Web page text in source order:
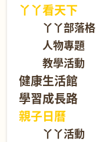
丫丫看天下
丫丫部落格
人物專題
教學活動
健康生活館
學習成長路
親子日曆
丫丫活動